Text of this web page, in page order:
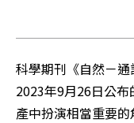
科學期刊《自然－
2023年9月26日公
產中扮演相當重要